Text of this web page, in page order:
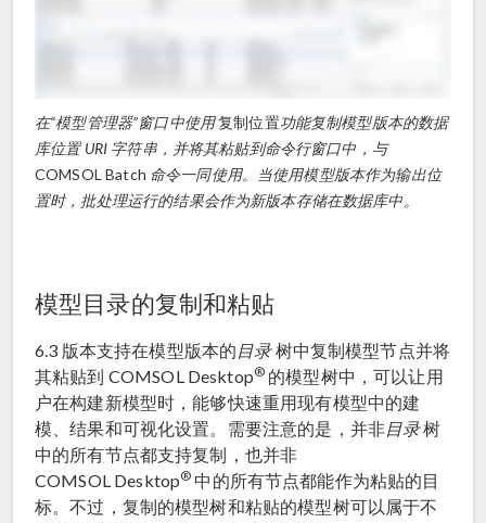
在“模型管理器”窗口中使用复制位置功能复制模型版本的数据
库位置 URI 字符串，并将其粘贴到命令行窗口中，与
COMSOL Batch 命令一同使用。当使用模型版本作为输出位
置时，批处理运行的结果会作为新版本存储在数据库中。
模型目录的复制和粘贴
6.3 版本支持在模型版本的目录树中复制模型节点并将
其粘贴到 COMSOL Desktop® 的模型树中，可以让用
户在构建新模型时，能够快速重用现有模型中的建
模、结果和可视化设置。需要注意的是，并非目录树
中的所有节点都支持复制，也并非
COMSOL Desktop® 中的所有节点都能作为粘贴的目
标。不过，复制的模型树和粘贴的模型树可以属于不